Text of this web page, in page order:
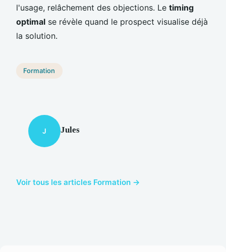
l'usage, relâchement des objections. Le timing
optimal se révèle quand le prospect visualise déjà
la solution.
Formation
J Jules
Voir tous les articles Formation →